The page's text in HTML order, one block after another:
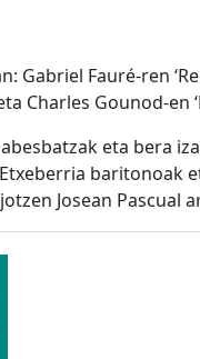
Fauré-ren
Charles Gounod-en
eta bera
Josean Pascual